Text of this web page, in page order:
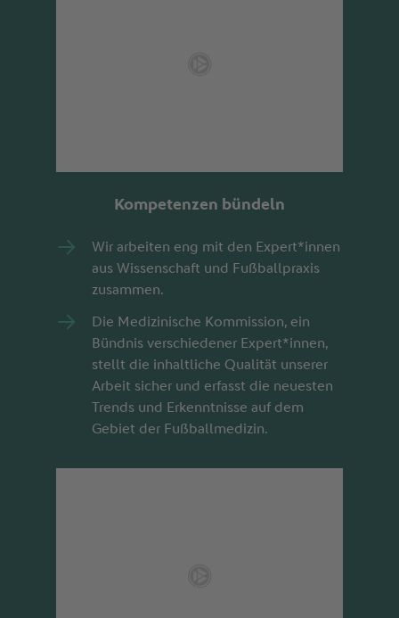
Kompetenzen bündeln
Wir arbeiten eng mit den Expert*innen
aus Wissenschaft und Fußballpraxis
zusammen.
Die Medizinische Kommission, ein
Bündnis verschiedener Expert*innen,
stellt die inhaltliche Qualität unserer
Arbeit sicher und erfasst die neuesten
Trends und Erkenntnisse auf dem
Gebiet der Fußballmedizin.